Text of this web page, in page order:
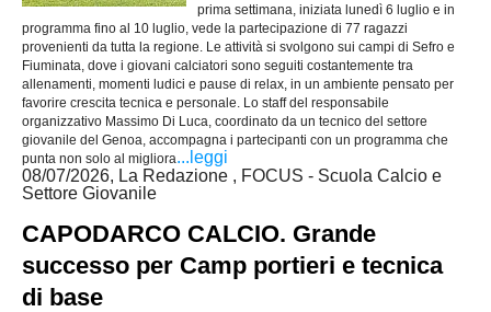
prima settimana, iniziata lunedì 6 luglio e in
programma fino al 10 luglio, vede la partecipazione di 77 ragazzi
provenienti da tutta la regione. Le attività si svolgono sui campi di Sefro e
Fiuminata, dove i giovani calciatori sono seguiti costantemente tra
allenamenti, momenti ludici e pause di relax, in un ambiente pensato per
favorire crescita tecnica e personale. Lo staff del responsabile
organizzativo Massimo Di Luca, coordinato da un tecnico del settore
giovanile del Genoa, accompagna i partecipanti con un programma che
punta non solo al migliora...leggi
08/07/2026, La Redazione , FOCUS - Scuola Calcio e
Settore Giovanile
CAPODARCO CALCIO. Grande
successo per Camp portieri e tecnica
di base